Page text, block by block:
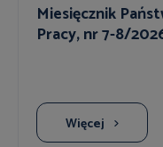
Miesięcznik
Pracy, nr 7-8/
Więcej